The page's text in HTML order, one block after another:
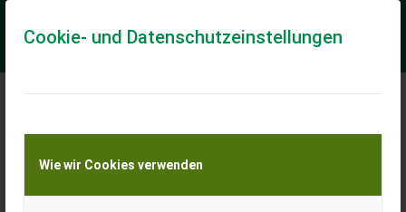
Cookie- und Datenschutzeinstellungen
Wie wir Cookies verwenden
Meine Transportkostenanfrage
Transport von Land- und Baumaschinen –
KEINE Tiertransporte